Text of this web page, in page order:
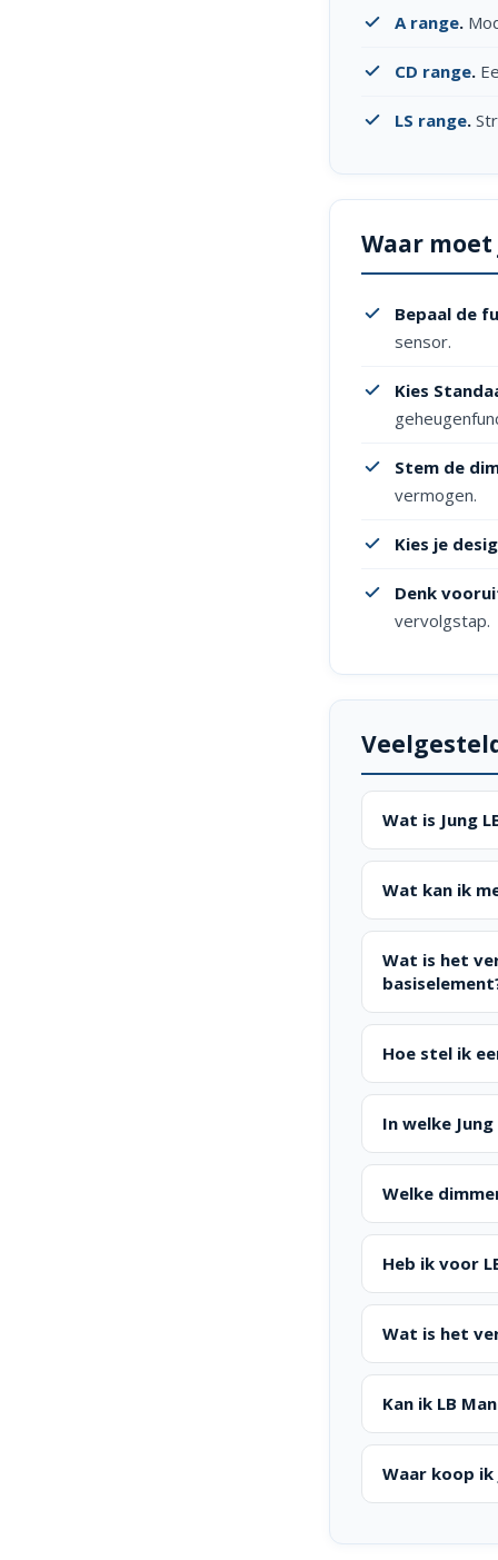
A range.
CD range.
LS range.
Waar
Bepaal de
sensor.
Kies
Stem de
vermogen.
Kies je
Denk
vervolgstap.
Wat is Jung
Wat kan ik
Wat is het
Hoe stel ik
In welke
Welke
Heb ik voor
Wat is het
Kan ik LB
Waar koop ik